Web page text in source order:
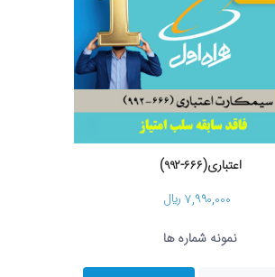
اعتباری(۶۶۶-۹۹۲)
۷,۹۹۰,۰۰۰ ریال
نمونه شماره ها